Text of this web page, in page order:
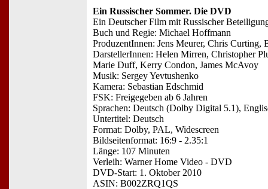
Ein Russischer Sommer. Die DVD
Ein Deutscher Film mit Russischer
Buch und Regie: Michael Hoffmann
ProduzentInnen: Jens Meurer, Chris Curting,
DarstellerInnen: Helen Mirren, Christopher
Marie Duff, Kerry Condon, James McAvoy
Musik: Sergey Yevtushenko
Kamera: Sebastian Edschmid
FSK: Freigegeben ab 6 Jahren
Sprachen: Deutsch (Dolby Digital 5.1),
Untertitel: Deutsch
Format: Dolby, PAL, Widescreen
Bildseitenformat: 16:9 - 2.35:1
Länge: 107 Minuten
Verleih: Warner Home Video - DVD
DVD-Start: 1. Oktober 2010
ASIN: B002ZRQ1QS